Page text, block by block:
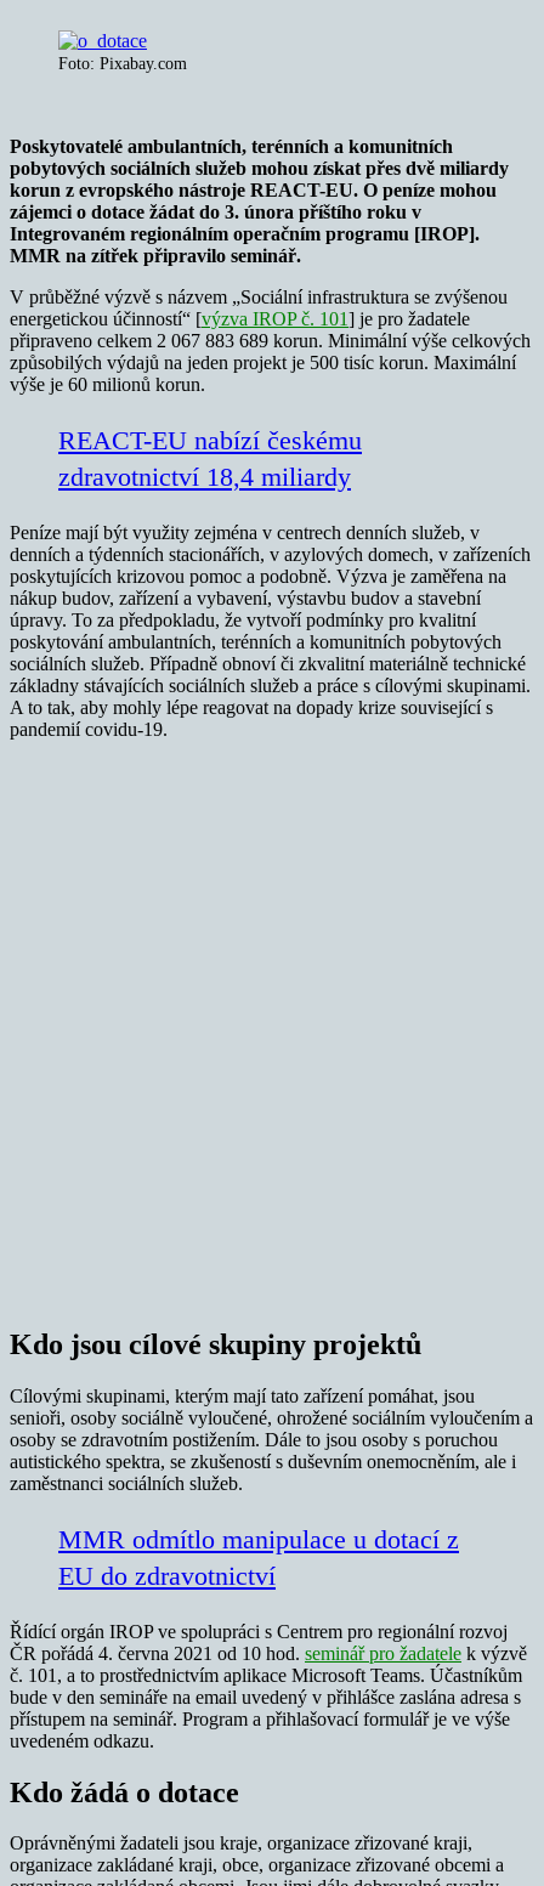
Foto: Pixabay.com
Poskytovatelé ambulantních, terénních a komunitních
pobytových sociálních služeb mohou získat přes dvě miliardy
korun z evropského nástroje REACT-EU. O peníze mohou
zájemci o dotace žádat do 3. února příštího roku v
Integrovaném regionálním operačním programu [IROP].
MMR na zítřek připravilo seminář.
V průběžné výzvě s názvem „Sociální infrastruktura se zvýšenou
energetickou účinností“ [výzva IROP č. 101] je pro žadatele
připraveno celkem 2 067 883 689 korun. Minimální výše celkových
způsobilých výdajů na jeden projekt je 500 tisíc korun. Maximální
výše je 60 milionů korun.
REACT-EU nabízí českému
zdravotnictví 18,4 miliardy
Peníze mají být využity zejména v centrech denních služeb, v
denních a týdenních stacionářích, v azylových domech, v zařízeních
poskytujících krizovou pomoc a podobně. Výzva je zaměřena na
nákup budov, zařízení a vybavení, výstavbu budov a stavební
úpravy. To za předpokladu, že vytvoří podmínky pro kvalitní
poskytování ambulantních, terénních a komunitních pobytových
sociálních služeb. Případně obnoví či zkvalitní materiálně technické
základny stávajících sociálních služeb a práce s cílovými skupinami.
A to tak, aby mohly lépe reagovat na dopady krize související s
pandemií covidu-19.
Kdo jsou cílové skupiny projektů
Cílovými skupinami, kterým mají tato zařízení pomáhat, jsou
senioři, osoby sociálně vyloučené, ohrožené sociálním vyloučením a
osoby se zdravotním postižením. Dále to jsou osoby s poruchou
autistického spektra, se zkušeností s duševním onemocněním, ale i
zaměstnanci sociálních služeb.
MMR odmítlo manipulace u dotací z
EU do zdravotnictví
Řídící orgán IROP ve spolupráci s Centrem pro regionální rozvoj
ČR pořádá 4. června 2021 od 10 hod. seminář pro žadatele k výzvě
č. 101, a to prostřednictvím aplikace Microsoft Teams. Účastníkům
bude v den semináře na email uvedený v přihlášce zaslána adresa s
přístupem na seminář. Program a přihlašovací formulář je ve výše
uvedeném odkazu.
Kdo žádá o dotace
Oprávněnými žadateli jsou kraje, organizace zřizované kraji,
organizace zakládané kraji, obce, organizace zřizované obcemi a